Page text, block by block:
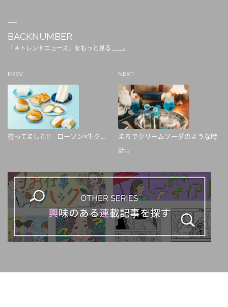
BACKNUMBER
「＃トレンドニュース」をもっと見る
PREV
待ってました!! ローソン×生ク...
NEXT
まるでクリームソーダのような時
計...